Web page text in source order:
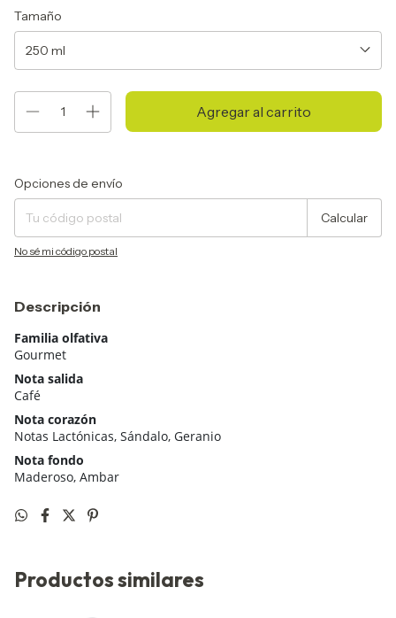
Tamaño
Entregas para el CP:
Opciones de envío
Calcular
No sé mi código postal
Descripción
Familia olfativa
Gourmet
Nota salida
Café
Nota corazón
Notas Lactónicas, Sándalo, Geranio
Nota fondo
Maderoso, Ambar
Productos similares